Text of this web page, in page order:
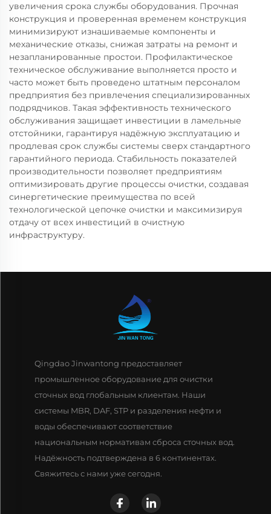
увеличения срока службы оборудования. Прочная
конструкция и проверенная временем конструкция
минимизируют изнашиваемые компоненты и
механические отказы, снижая затраты на ремонт и
незапланированные простои. Профилактическое
техническое обслуживание выполняется просто и
часто может быть проведено штатным персоналом
предприятия без привлечения специализированных
подрядчиков. Такая эффективность технического
обслуживания защищает инвестиции в ламельные
отстойники, гарантируя надёжную эксплуатацию и
продлевая срок службы системы сверх стандартного
гарантийного периода. Стабильность показателей
производительности позволяет предприятиям
оптимизировать другие процессы очистки, создавая
синергетические преимущества по всей
технологической цепочке очистки и максимизируя
отдачу от всех инвестиций в очистную
инфраструктуру.
Qingdao Jinwantong предоставляет
промышленное оборудование для очистки
сточных вод глобальным клиентам. Наши
системы MBR, DAF, STP и разделения нефти и
воды обеспечивают соответствие
национальным нормативам сброса сточных вод.
Надёжность подтверждена в 6 континентах.
Свяжитесь с нами уже сегодня.